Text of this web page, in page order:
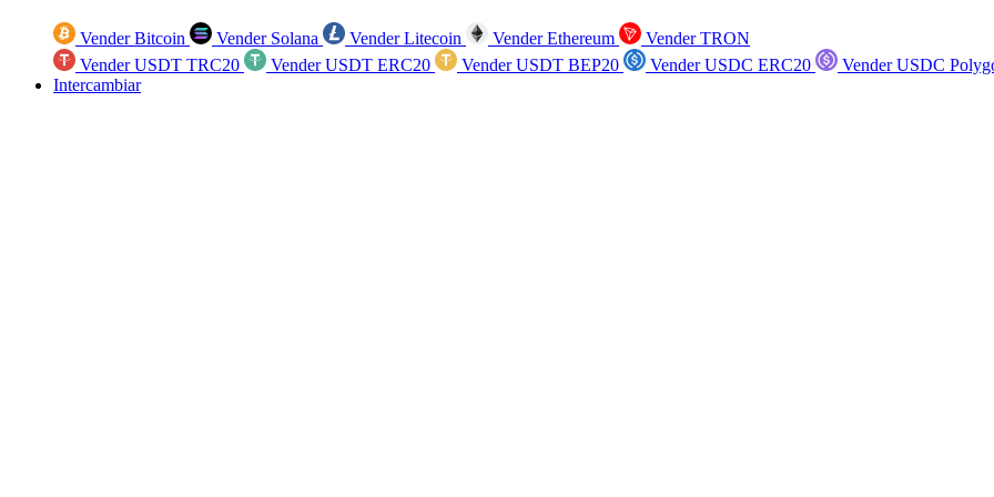
Vender Bitcoin Vender Solana Vender Litecoin Vender Ethereum
Vender TRON
Vender USDT TRC20
Vender USDT ERC20 Vender USDT BEP20 Vender USDC ERC20
Vender USDC
Intercambiar